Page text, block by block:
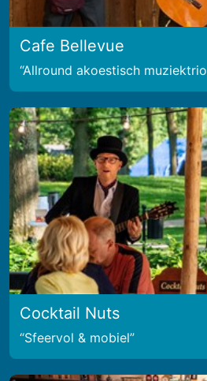
Cafe Bellevue
Allround akoestisch muziektrio
Cocktail Nuts
Sfeervol & mobiel